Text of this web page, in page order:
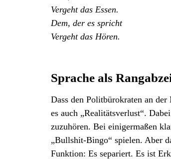
Vergeht das Essen.
Dem, der es spricht
Vergeht das Hören.
Sprache als
Dass den Politbürokraten an
es auch „Realitätsverlust“.
zuzuhören. Bei einigermaßen
„Bullshit-Bingo“ spielen. Aber
Funktion: Es separiert. Es ist